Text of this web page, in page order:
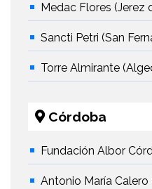
Medac Flores (Jerez
Sancti Petri (San
Torre Almirante
Córdoba
Fundación Albor
Antonio María